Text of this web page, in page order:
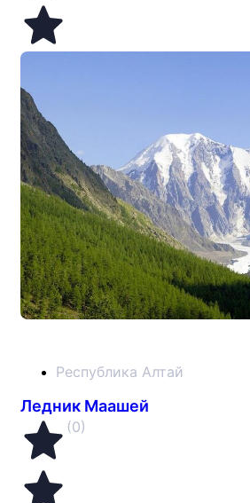
Республика Алтай
Ледник Маашей
(0)